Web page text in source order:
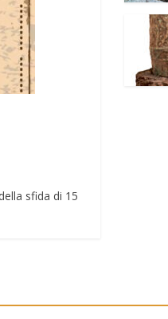
sfida di 15